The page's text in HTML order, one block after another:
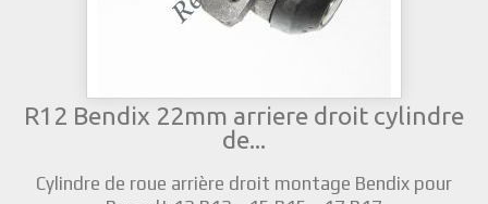
R12 Bendix 22mm arriere droit cylindre
de...
Cylindre de roue arrière droit montage Bendix pour